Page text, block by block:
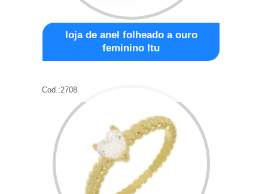
loja de anel folheado a ouro
feminino Itu
Cod.:2708